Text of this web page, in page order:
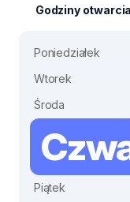
Godziny otwarcia
Poniedziałek
Wtorek
Środa
Piątek